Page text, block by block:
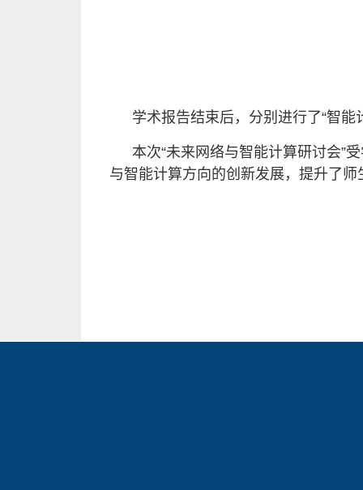
学术报告结束后，分别进行了“智能
本次“未来网络与智能计算研讨会”
与智能计算方向的创新发展，提升了